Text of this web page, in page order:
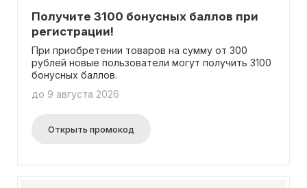
Получите 3100 бонусных баллов при
регистрации!
При приобретении товаров на сумму от 300
рублей новые пользователи могут получить 3100
бонусных баллов.
до 9 августа 2026
Открыть промокод